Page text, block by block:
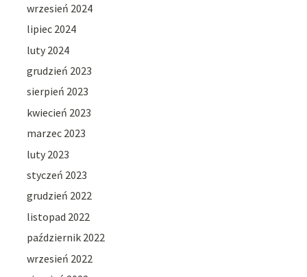
wrzesień 2024
lipiec 2024
luty 2024
grudzień 2023
sierpień 2023
kwiecień 2023
marzec 2023
luty 2023
styczeń 2023
grudzień 2022
listopad 2022
październik 2022
wrzesień 2022